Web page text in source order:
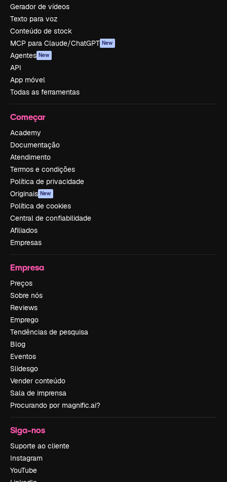
Gerador de vídeos
Texto para voz
Conteúdo de stock
MCP para Claude/ChatGPT New
Agentes New
API
App móvel
Todas as ferramentas
Começar
Academy
Documentação
Atendimento
Termos e condições
Política de privacidade
Originais New
Política de cookies
Central de confiabilidade
Afiliados
Empresas
Empresa
Preços
Sobre nós
Reviews
Emprego
Tendências de pesquisa
Blog
Eventos
Slidesgo
Vender conteúdo
Sala de imprensa
Procurando por magnific.ai?
Siga-nos
Suporte ao cliente
Instagram
YouTube